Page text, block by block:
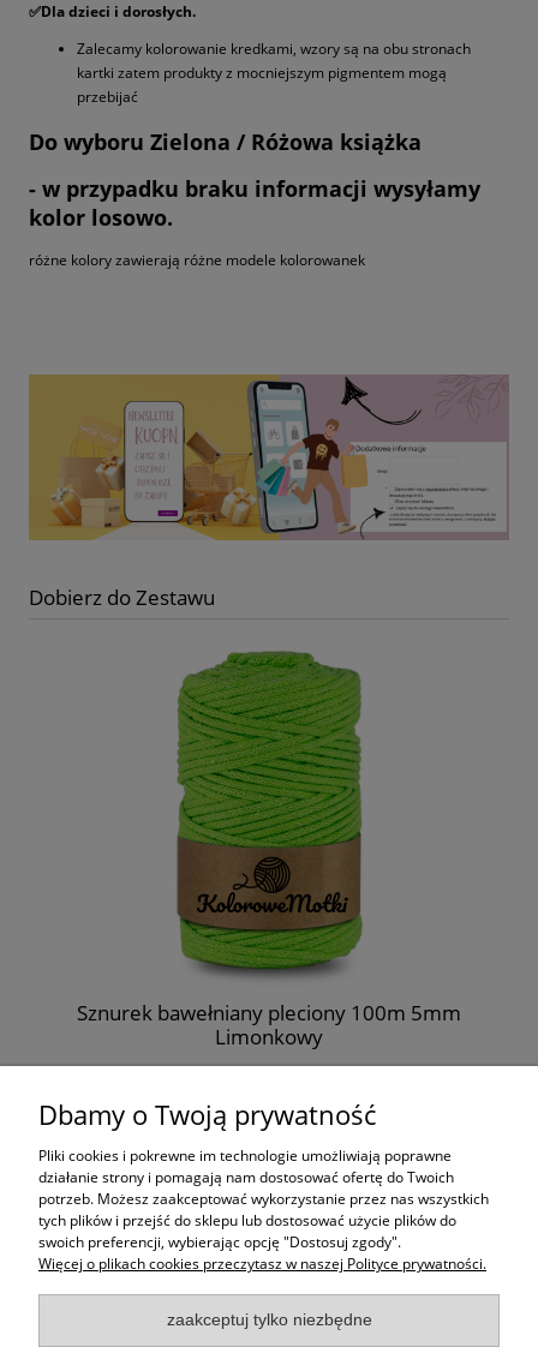
✅Dla dzieci i dorosłych.
Zalecamy kolorowanie kredkami, wzory są na obu stronach
kartki zatem produkty z mocniejszym pigmentem mogą
przebijać
Do wyboru Zielona / Różowa książka
- w przypadku braku informacji wysyłamy
kolor losowo.
różne kolory zawierają różne modele kolorowanek
Dobierz do Zestawu
Sznurek bawełniany pleciony 100m 5mm
Limonkowy
Moje konto
Płatności i dostawa
Informacje
Dbamy o Twoją prywatność
Pliki cookies i pokrewne im technologie umożliwiają poprawne
działanie strony i pomagają nam dostosować ofertę do Twoich
potrzeb. Możesz zaakceptować wykorzystanie przez nas wszystkich
tych plików i przejść do sklepu lub dostosować użycie plików do
swoich preferencji, wybierając opcję "Dostosuj zgody".
Więcej o plikach cookies przeczytasz w naszej Polityce prywatności.
zaakceptuj tylko niezbędne